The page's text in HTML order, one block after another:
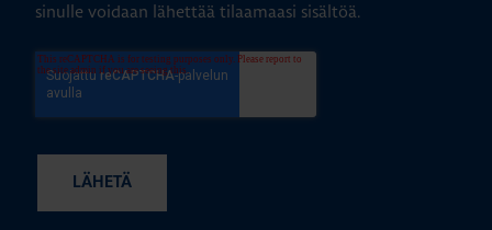
sinulle voidaan lähettää tilaamaasi sisältöä.